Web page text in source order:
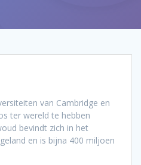
van Cambridge en
ter wereld te hebben
bevindt zich in het
en is bijna 400 miljoen